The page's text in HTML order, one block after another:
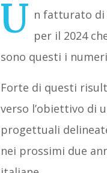
U n fatturato di
per il 2024
sono questi i
Forte di questi
verso l’obiettivo di
progettuali
nei prossimi due